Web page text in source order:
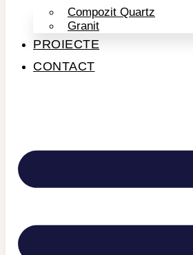
Compozit Quartz
Granit
PROIECTE
CONTACT